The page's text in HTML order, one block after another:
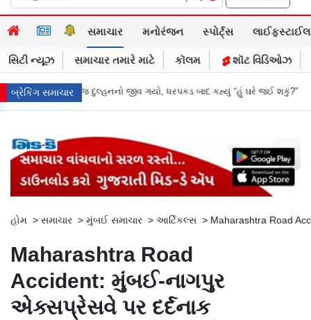
સમાચાર મનોરંજન સ્પોર્ટ્સ લાઈફસ્ટાઈલ
સિટી ન્યૂઝ સમાચાર તમારે માટે કૉલમ શૉટ વિડિઓઝ
બ્રેકિંગ સમાચાર
ધરપકડ બાદ કહ્યું “હું ઘરે જઈ શકું?” ‘હું બાબા બાગેશ્વર નથી...’: IIT દિલ્હીમાં
હોમ > સમાચાર > મુંબઈ સમાચાર > આર્ટિકલ્સ > Maharashtra Road
Maharashtra Road
Accident: મુંબઈ-નાગપુર
એક્સપ્રેસવે પર દર્દનાક